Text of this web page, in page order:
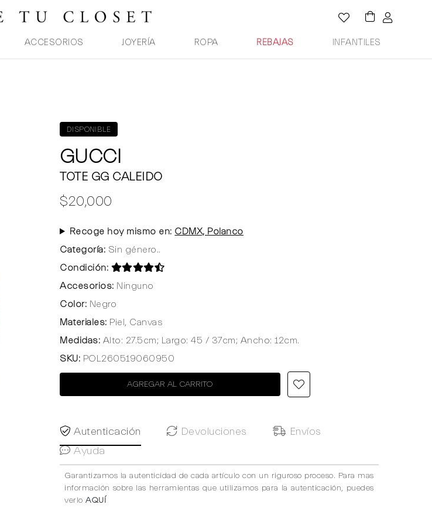
ACCESORIOS JOYERÍA ROPA REBAJAS INFANTILES
DISPONIBLE
GUCCI
TOTE GG CALEIDO
$20,000
Recoge hoy mismo en: CDMX, Polanco
Categoría: Sin género..
Condición:
Accesorios: Ninguno
Color: Negro
Materiales: Piel, Canvas
Medidas: Alto: 27.5cm; Largo: 45 / 37cm; Ancho: 12cm.
SKU: POL260519060950
AGREGAR AL CARRITO
Autenticación Devoluciones
Envíos
Ayuda
Garantizamos la autenticidad de cada artículo con un riguroso proceso. Para mas
información sobre las herramientas que utilizamos para la autenticación, puedes
verlo AQUÍ